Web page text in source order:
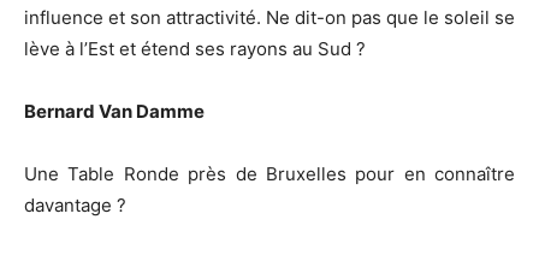
influence et son attractivité. Ne dit-on pas que le soleil se
lève à l’Est et étend ses rayons au Sud ?
Bernard Van Damme
Une Table Ronde près de Bruxelles pour en connaître
davantage ?